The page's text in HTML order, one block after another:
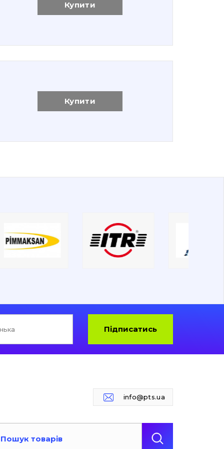
Купити
Купити
Підписатись
info@pts.ua